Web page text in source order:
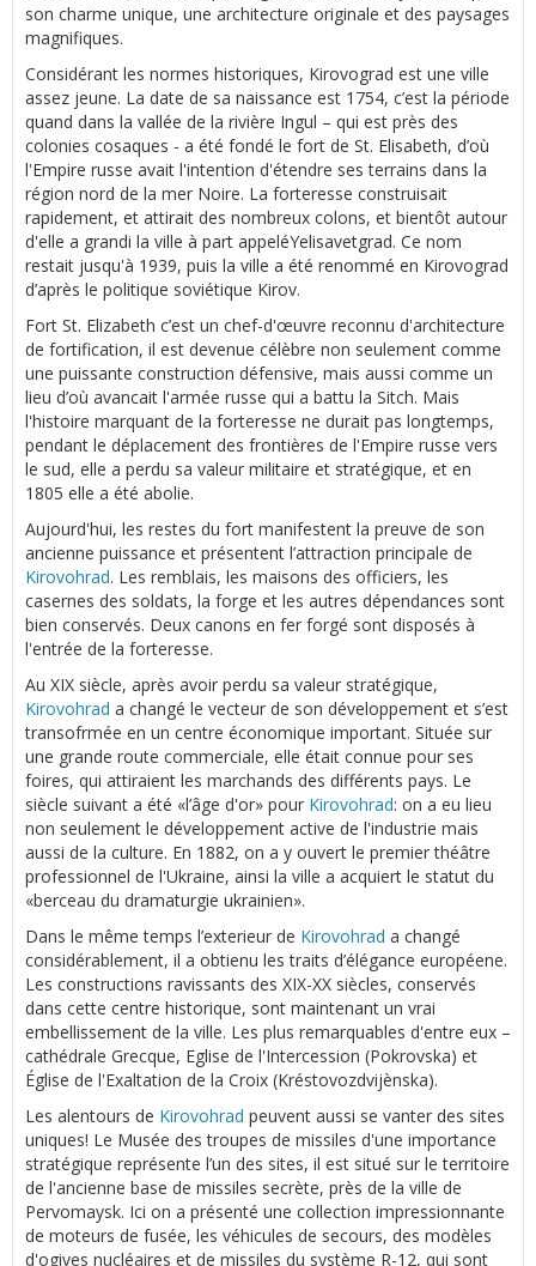
son charme unique, une architecture originale et des paysages
magnifiques.
Considérant les normes historiques, Kirovograd est une ville
assez jeune. La date de sa naissance est 1754, c’est la période
quand dans la vallée de la rivière Ingul – qui est près des
colonies cosaques - a été fondé le fort de St. Elisabeth, d’où
l'Empire russe avait l'intention d'étendre ses terrains dans la
région nord de la mer Noire. La forteresse construisait
rapidement, et attirait des nombreux colons, et bientôt autour
d'elle a grandi la ville à part appeléYelisavetgrad. Ce nom
restait jusqu'à 1939, puis la ville a été renommé en Kirovograd
d’après le politique soviétique Kirov.
Fort St. Elizabeth c’est un chef-d'œuvre reconnu d'architecture
de fortification, il est devenue célèbre non seulement comme
une puissante construction défensive, mais aussi comme un
lieu d’où avancait l'armée russe qui a battu la Sitch. Mais
l'histoire marquant de la forteresse ne durait pas longtemps,
pendant le déplacement des frontières de l'Empire russe vers
le sud, elle a perdu sa valeur militaire et stratégique, et en
1805 elle a été abolie.
Aujourd'hui, les restes du fort manifestent la preuve de son
ancienne puissance et présentent l’attraction principale de
Kirovohrad. Les remblais, les maisons des officiers, les
casernes des soldats, la forge et les autres dépendances sont
bien conservés. Deux canons en fer forgé sont disposés à
l'entrée de la forteresse.
Au XIX siècle, après avoir perdu sa valeur stratégique,
Kirovohrad a changé le vecteur de son développement et s’est
transofrmée en un centre économique important. Située sur
une grande route commerciale, elle était connue pour ses
foires, qui attiraient les marchands des différents pays. Le
siècle suivant a été «l’âge d'or» pour Kirovohrad: on a eu lieu
non seulement le développement active de l'industrie mais
aussi de la culture. En 1882, on a y ouvert le premier théâtre
professionnel de l'Ukraine, ainsi la ville a acquiert le statut du
«berceau du dramaturgie ukrainien».
Dans le même temps l’exterieur de Kirovohrad a changé
considérablement, il a obtienu les traits d’élégance européene.
Les constructions ravissants des XIX-XX siècles, conservés
dans cette centre historique, sont maintenant un vrai
embellissement de la ville. Les plus remarquables d'entre eux –
cathédrale Grecque, Eglise de l'Intercession (Pokrovska) et
Église de l'Exaltation de la Croix (Kréstovozdvijènska).
Les alentours de Kirovohrad peuvent aussi se vanter des sites
uniques! Le Musée des troupes de missiles d'une importance
stratégique représente l’un des sites, il est situé sur le territoire
de l'ancienne base de missiles secrète, près de la ville de
Pervomaysk. Ici on a présenté une collection impressionnante
de moteurs de fusée, les véhicules de secours, des modèles
d'ogives nucléaires et de missiles du système R-12, qui sont